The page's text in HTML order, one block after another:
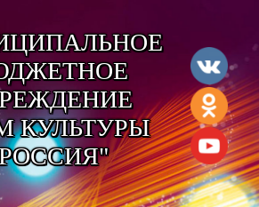
КУЛЬТУРЫ